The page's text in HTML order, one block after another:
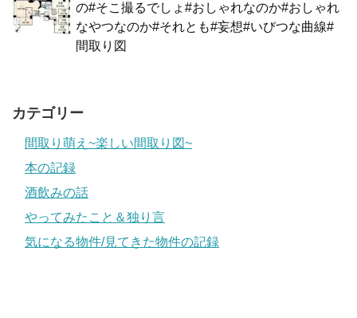
の#そこ撮るでしょ#おしゃれなのか#おしゃれ
なやつなのか#それとも#妄想#いびつな曲線#
間取り図
カテゴリー
間取り萌え~楽しい間取り図~
本の記録
酒飲みの話
やってみたこと＆独り言
気になる物件/見てきた物件の記録